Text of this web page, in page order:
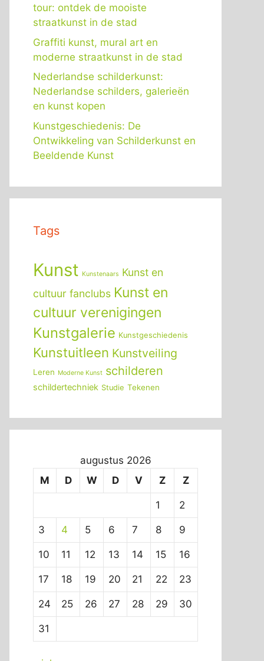
tour: ontdek de mooiste
straatkunst in de stad
Graffiti kunst, mural art en
moderne straatkunst in de stad
Nederlandse schilderkunst:
Nederlandse schilders, galerieën
en kunst kopen
Kunstgeschiedenis: De
Ontwikkeling van Schilderkunst en
Beeldende Kunst
Tags
Kunst Kunstenaars Kunst en
cultuur fanclubs Kunst en
cultuur verenigingen
Kunstgalerie Kunstgeschiedenis
Kunstuitleen Kunstveiling
Leren Moderne Kunst schilderen
schildertechniek Studie Tekenen
augustus 2026
M
D W D V Z Z
1 2
3 4 5 6 7 8 9
10 11 12 13 14 15 16
17 18 19 20 21 22 23
24 25 26 27 28 29 30
31